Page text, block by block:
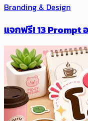
Branding & Design
แจกฟรี! 13 Prompt